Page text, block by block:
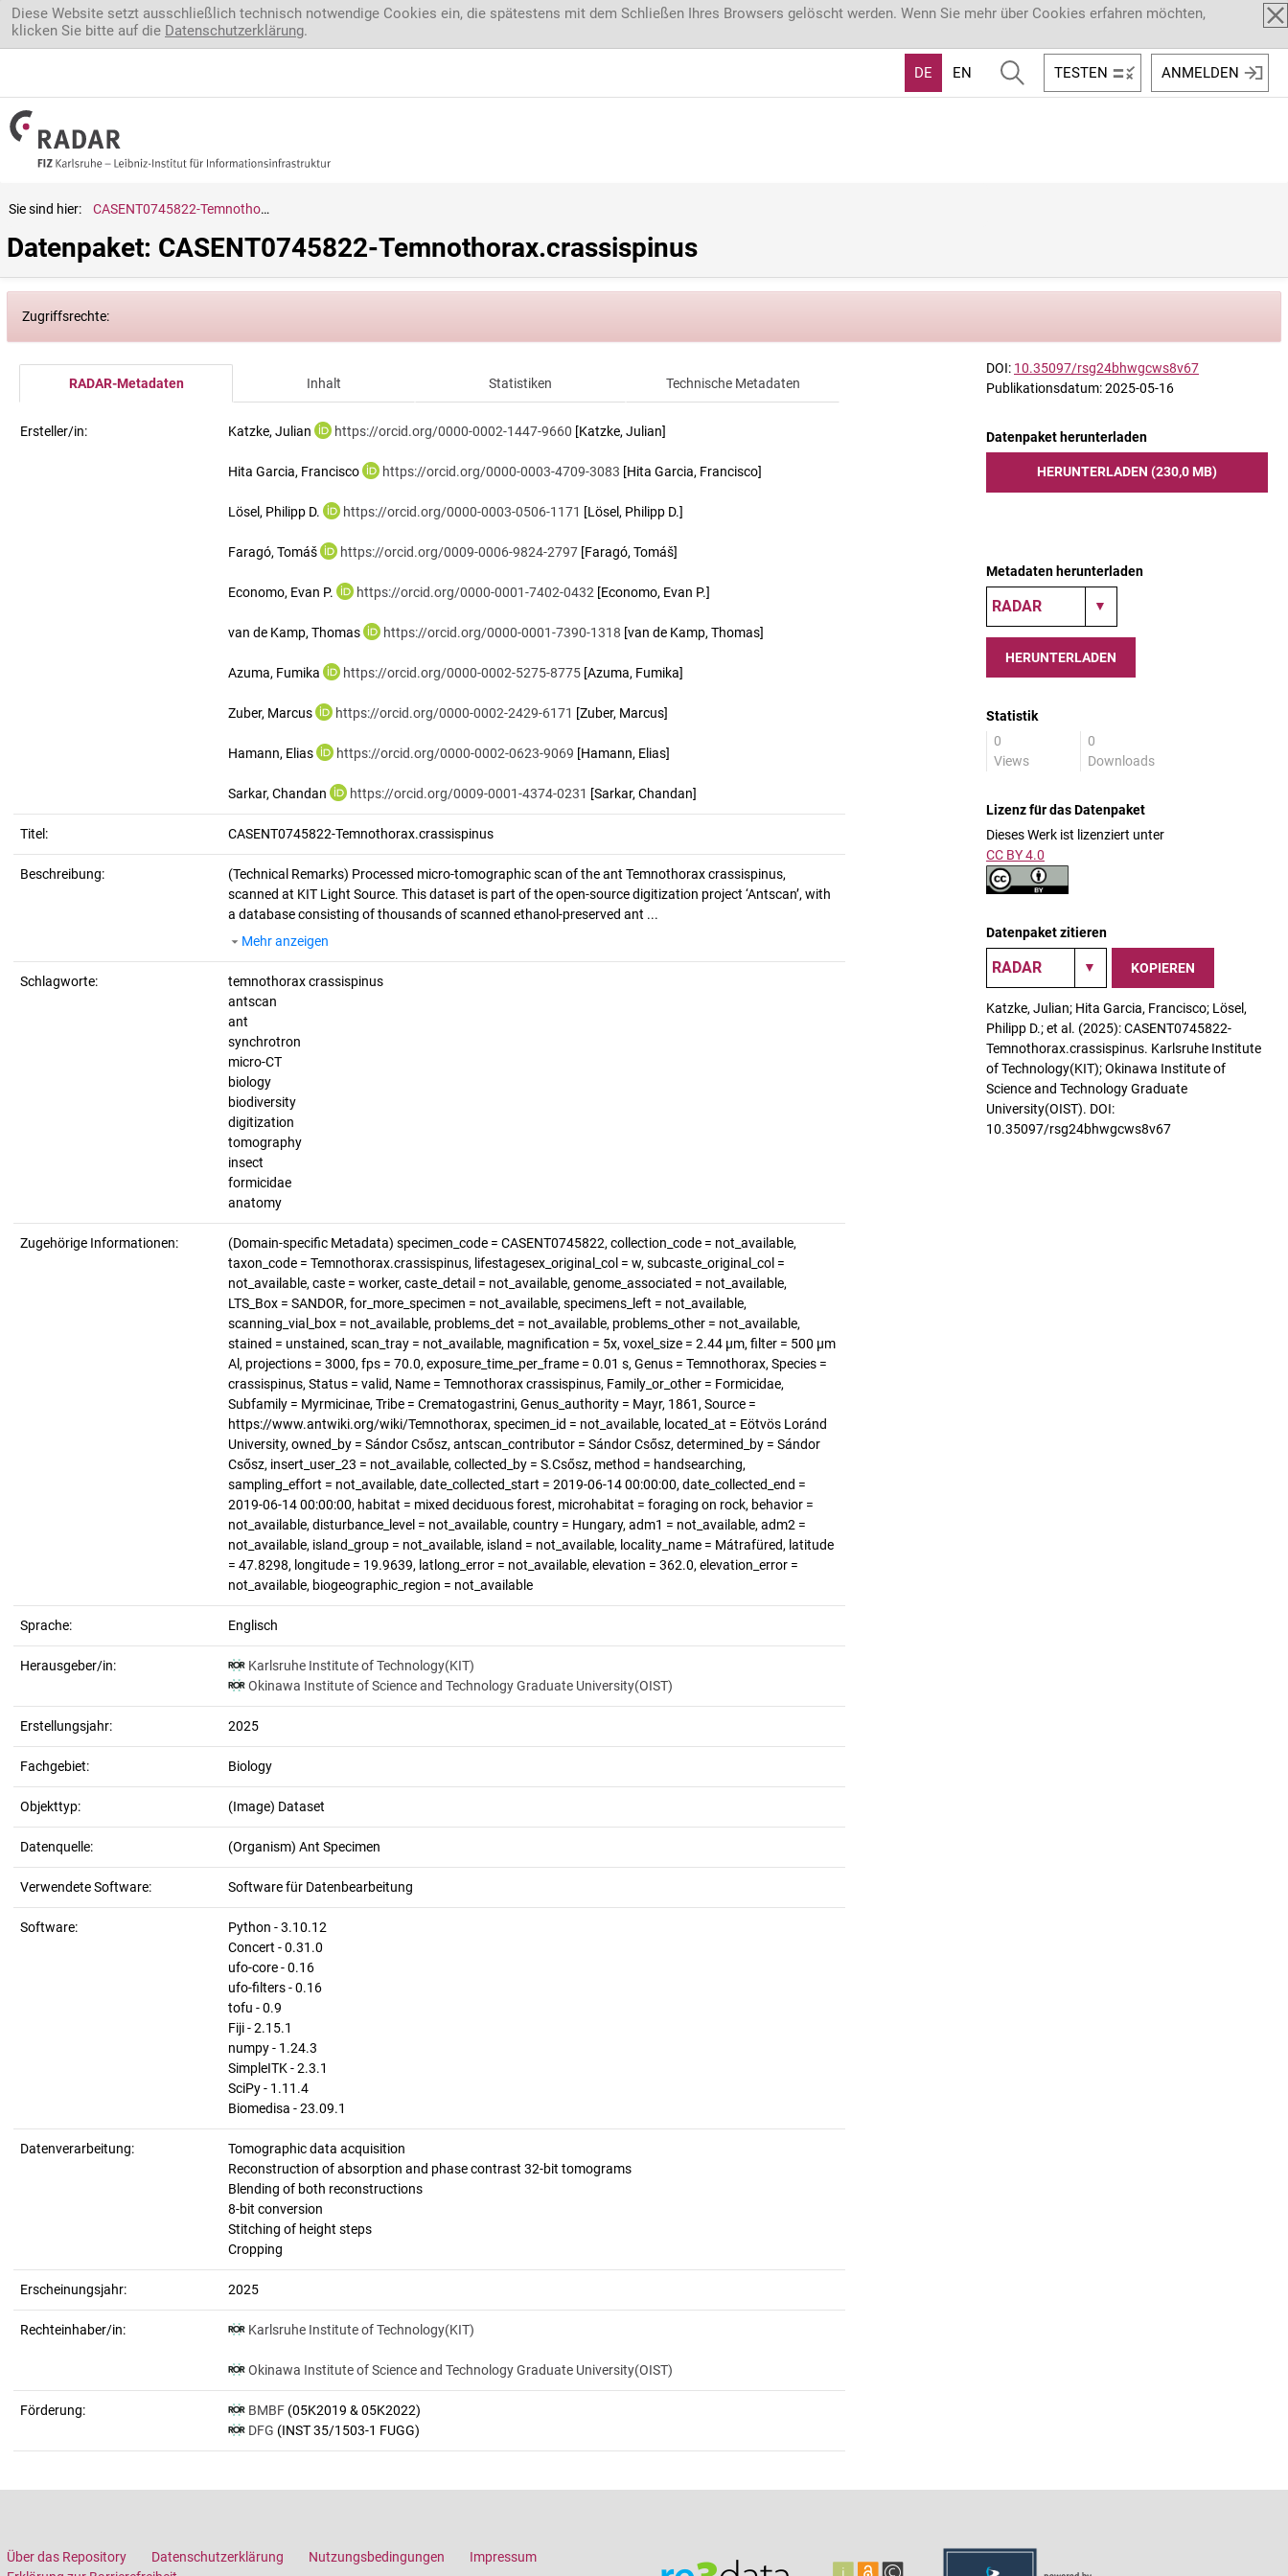
Direkt zum Inhalt
Diese Website setzt ausschließlich technisch notwendige Cookies ein, die spätestens mit dem Schließen Ihres Browsers gelöscht werden. Wenn Sie mehr über Cookies erfahren möchten,
klicken Sie bitte auf die Datenschutzerklärung.
DE EN TESTEN ANMELDEN
Sie sind hier: CASENT0745822-Temnothorax.crassispinus
Datenpaket: CASENT0745822-Temnothorax.crassispinus
Zugriffsrechte:
RADAR-Metadaten Inhalt Statistiken Technische Metadaten
Ersteller/in: Katzke, Julian https://orcid.org/0000-0002-1447-9660 [Katzke, Julian]
Hita Garcia, Francisco https://orcid.org/0000-0003-4709-3083 [Hita Garcia, Francisco]
Lösel, Philipp D. https://orcid.org/0000-0003-0506-1171 [Lösel, Philipp D.]
Faragó, Tomáš https://orcid.org/0009-0006-9824-2797 [Faragó, Tomáš]
Economo, Evan P. https://orcid.org/0000-0001-7402-0432 [Economo, Evan P.]
van de Kamp, Thomas https://orcid.org/0000-0001-7390-1318 [van de Kamp, Thomas]
Azuma, Fumika https://orcid.org/0000-0002-5275-8775 [Azuma, Fumika]
Zuber, Marcus https://orcid.org/0000-0002-2429-6171 [Zuber, Marcus]
Hamann, Elias https://orcid.org/0000-0002-0623-9069 [Hamann, Elias]
Sarkar, Chandan https://orcid.org/0009-0001-4374-0231 [Sarkar, Chandan]
Titel: CASENT0745822-Temnothorax.crassispinus
Beschreibung: (Technical Remarks) Processed micro-tomographic scan of the ant Temnothorax crassispinus,
scanned at KIT Light Source. This dataset is part of the open-source digitization project ‘Antscan’, with
a database consisting of thousands of scanned ethanol-preserved ant ...
Mehr anzeigen
Schlagworte:
temnothorax crassispinus
antscan
ant
synchrotron
micro-CT
biology
biodiversity
digitization
tomography
insect
formicidae
anatomy
Zugehörige Informationen:
(Domain-specific Metadata) specimen_code = CASENT0745822, collection_code = not_available,
taxon_code = Temnothorax.crassispinus, lifestagesex_original_col = w, subcaste_original_col =
not_available, caste = worker, caste_detail = not_available, genome_associated = not_available,
LTS_Box = SANDOR, for_more_specimen = not_available, specimens_left = not_available,
scanning_vial_box = not_available, problems_det = not_available, problems_other = not_available,
stained = unstained, scan_tray = not_available, magnification = 5x, voxel_size = 2.44 µm, filter = 500 µm
Al, projections = 3000, fps = 70.0, exposure_time_per_frame = 0.01 s, Genus = Temnothorax, Species =
crassispinus, Status = valid, Name = Temnothorax crassispinus, Family_or_other = Formicidae,
Subfamily = Myrmicinae, Tribe = Crematogastrini, Genus_authority = Mayr, 1861, Source =
https://www.antwiki.org/wiki/Temnothorax, specimen_id = not_available, located_at = Eötvös Loránd
University, owned_by = Sándor Csősz, antscan_contributor = Sándor Csősz, determined_by = Sándor
Csősz, insert_user_23 = not_available, collected_by = S.Csősz, method = handsearching,
sampling_effort = not_available, date_collected_start = 2019-06-14 00:00:00, date_collected_end =
2019-06-14 00:00:00, habitat = mixed deciduous forest, microhabitat = foraging on rock, behavior =
not_available, disturbance_level = not_available, country = Hungary, adm1 = not_available, adm2 =
not_available, island_group = not_available, island = not_available, locality_name = Mátrafüred, latitude
= 47.8298, longitude = 19.9639, latlong_error = not_available, elevation = 362.0, elevation_error =
not_available, biogeographic_region = not_available
Sprache: Englisch
Herausgeber/in:
Karlsruhe Institute of Technology(KIT)
Okinawa Institute of Science and Technology Graduate University(OIST)
Erstellungsjahr: 2025
Fachgebiet: Biology
Objekttyp: (Image) Dataset
Datenquelle: (Organism) Ant Specimen
Verwendete Software: Software für Datenbearbeitung
Software:
Python - 3.10.12
Concert - 0.31.0
ufo-core - 0.16
ufo-filters - 0.16
tofu - 0.9
Fiji - 2.15.1
numpy - 1.24.3
SimpleITK - 2.3.1
SciPy - 1.11.4
Biomedisa - 23.09.1
Datenverarbeitung:
Tomographic data acquisition
Reconstruction of absorption and phase contrast 32-bit tomograms
Blending of both reconstructions
8-bit conversion
Stitching of height steps
Cropping
Erscheinungsjahr: 2025
Rechteinhaber/in: Karlsruhe Institute of Technology(KIT)
Okinawa Institute of Science and Technology Graduate University(OIST)
Förderung: BMBF (05K2019 & 05K2022)
DFG (INST 35/1503-1 FUGG)
DOI: 10.35097/rsg24bhwgcws8v67
Publikationsdatum: 2025-05-16
Datenpaket herunterladen
HERUNTERLADEN (230,0 MB)
Metadaten herunterladen
HERUNTERLADEN
Statistik
0
Views
0
Downloads
Lizenz für das Datenpaket
Dieses Werk ist lizenziert unter
CC BY 4.0
Datenpaket zitieren
KOPIEREN
Katzke, Julian; Hita Garcia, Francisco; Lösel,
Philipp D.; et al. (2025): CASENT0745822-
Temnothorax.crassispinus. Karlsruhe Institute
of Technology(KIT); Okinawa Institute of
Science and Technology Graduate
University(OIST). DOI:
10.35097/rsg24bhwgcws8v67
Über das Repository Datenschutzerklärung Nutzungsbedingungen
Impressum